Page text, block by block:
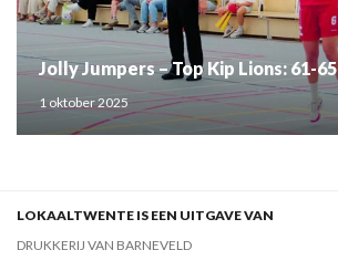
Jolly Jumpers – Top Kip Lions: 61-65
1 oktober 2025
LOKAALTWENTE IS EEN UITGAVE VAN
DRUKKERIJ VAN BARNEVELD